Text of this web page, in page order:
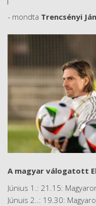
- mondta Trencsényi
A magyar válogatott
Június 1.: 21.15:
Júnuis 2..: 19.30: